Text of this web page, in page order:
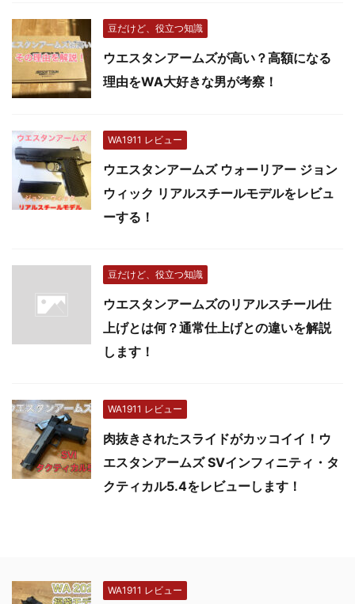
豆だけど、役立つ知識
ウエスタンアームズが高い？高額になる
理由をWA大好きな男が考察！
WA1911 レビュー
ウエスタンアームズ ウォーリアー ジョン
ウィック リアルスチールモデルをレビュ
ーする！
豆だけど、役立つ知識
ウエスタンアームズのリアルスチール仕
上げとは何？通常仕上げとの違いを解説
します！
WA1911 レビュー
肉抜きされたスライドがカッコイイ！ウ
エスタンアームズ SVインフィニティ・タ
クティカル5.4をレビューします！
WA1911 レビュー